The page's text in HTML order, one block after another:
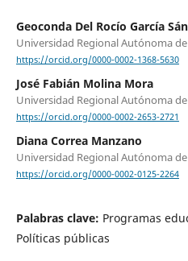
Geoconda Del Rocío García
Universidad Regional Autónoma
https://orcid.org/0000-0002-1368-5630
José Fabián Molina Mora
Universidad Regional Autónoma
https://orcid.org/0000-0002-2653-2721
Diana Correa Manzano
Universidad Regional Autónoma
https://orcid.org/0000-0002-0125-2264
Palabras clave: Programas
Políticas públicas